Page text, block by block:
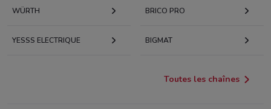
WÜRTH BRICO PRO
YESSS ELECTRIQUE BIGMAT
Toutes les chaînes